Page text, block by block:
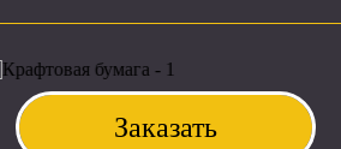
Заказать